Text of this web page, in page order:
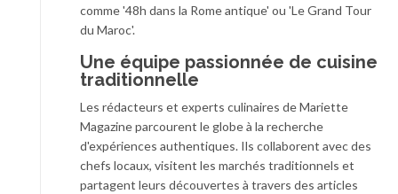
comme '48h dans la Rome antique' ou 'Le Grand Tour
du Maroc'.
Une équipe passionnée de cuisine
traditionnelle
Les rédacteurs et experts culinaires de Mariette
Magazine parcourent le globe à la recherche
d'expériences authentiques. Ils collaborent avec des
chefs locaux, visitent les marchés traditionnels et
partagent leurs découvertes à travers des articles